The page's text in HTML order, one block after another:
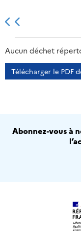
2013
Aucun déchet
Télécharger le PDF
Abonnez-vous à